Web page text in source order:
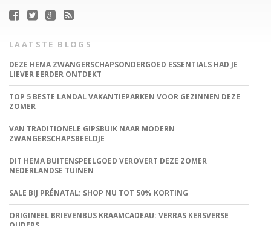
LAATSTE BLOGS
DEZE HEMA ZWANGERSCHAPSONDERGOED ESSENTIALS HAD JE
LIEVER EERDER ONTDEKT
TOP 5 BESTE LANDAL VAKANTIEPARKEN VOOR GEZINNEN DEZE
ZOMER
VAN TRADITIONELE GIPSBUIK NAAR MODERN
ZWANGERSCHAPSBEELDJE
DIT HEMA BUITENSPEELGOED VEROVERT DEZE ZOMER
NEDERLANDSE TUINEN
SALE BIJ PRÉNATAL: SHOP NU TOT 50% KORTING
ORIGINEEL BRIEVENBUS KRAAMCADEAU: VERRAS KERSVERSE